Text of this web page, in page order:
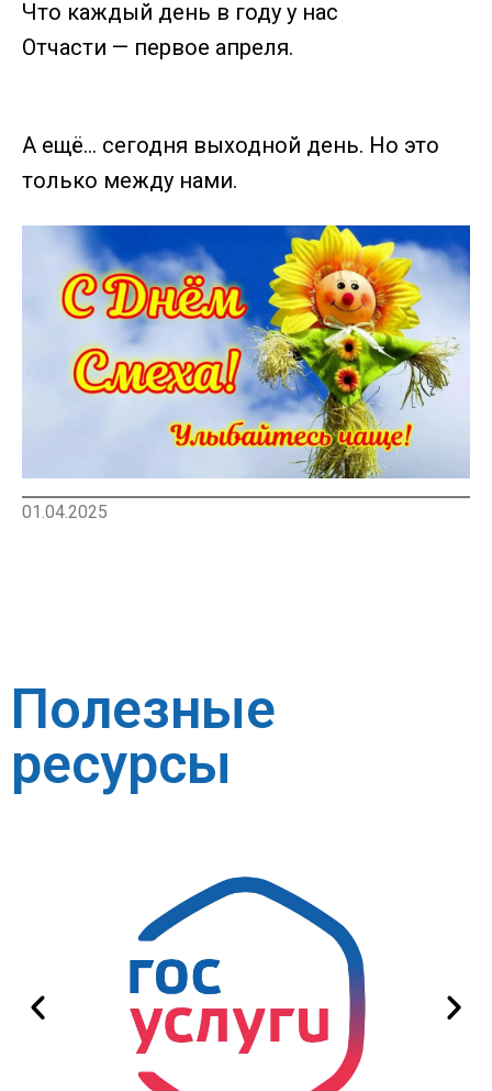
Что каждый день в году у нас
Отчасти — первое апреля.
А ещё… сегодня выходной день. Но это
только между нами.
01.04.2025
Полезные
ресурсы